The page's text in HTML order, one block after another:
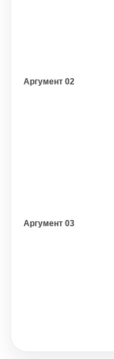
Аргумент 02
Аргумент 03